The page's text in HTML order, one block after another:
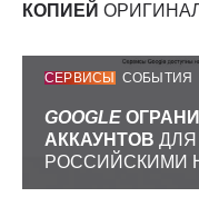
КОПИЕЙ
СЕРВИСЫ СОБЫТИЯ
GOOGLE
АККАУНТОВ ДЛЯ
РОССИЙСКИМИ